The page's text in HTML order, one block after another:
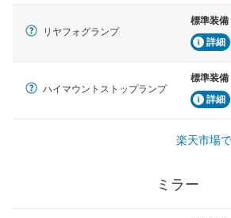
リヤフォグランプ
標準装備
詳細
ハイマウントストップランプ
標準装備
詳細
楽天市場
ミラー